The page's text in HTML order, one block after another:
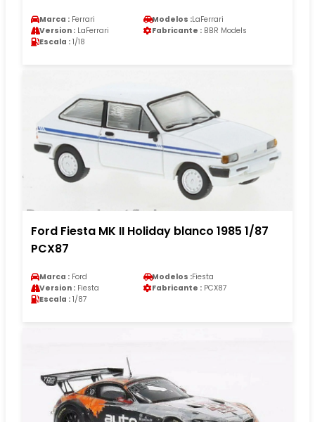
Marca : Ferrari Modelos :LaFerrari
Version : LaFerrari Fabricante : BBR Models
Escala : 1/18
Ford Fiesta MK II Holiday blanco 1985 1/87
PCX87
Marca : Ford Modelos :Fiesta
Version : Fiesta Fabricante : PCX87
Escala : 1/87